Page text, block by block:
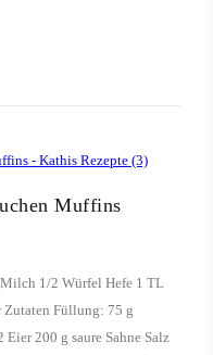
Muffins
1/2 Würfel Hefe 1 TL
Füllung: 75 g
200 g saure Sahne Salz